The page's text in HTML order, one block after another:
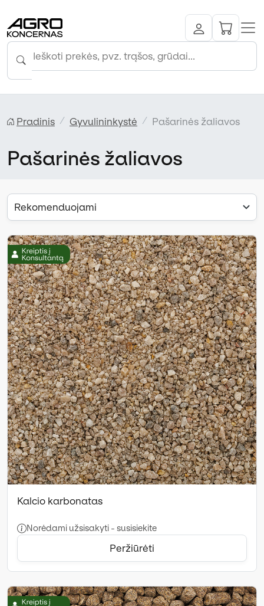
Pradinis Gyvulininkystė Pašarinės žaliavos
Pašarinės žaliavos
Rekomenduojami
Kalcio karbonatas
Norėdami užsisakyti - susisiekite
Peržiūrėti